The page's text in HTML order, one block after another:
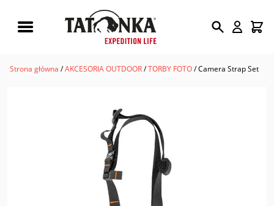
produktów
Strona główna /AKCESORIA OUTDOOR/TORBY FOTO/ Camera Strap Set